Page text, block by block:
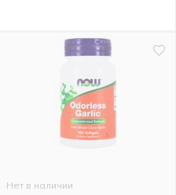
Нет в наличии